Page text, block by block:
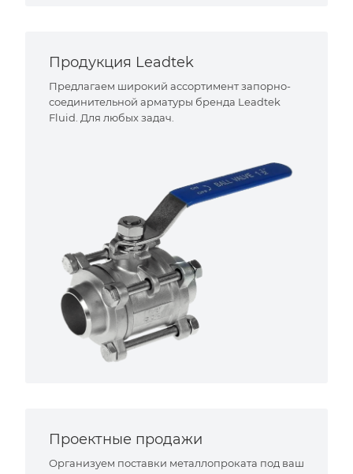
Продукция Leadtek
Предлагаем широкий ассортимент запорно-
соединительной арматуры бренда Leadtek
Fluid. Для любых задач.
Проектные продажи
Организуем поставки металлопроката под ваш